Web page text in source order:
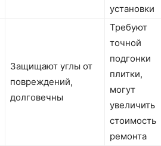
установки
Защищают углы от
повреждений,
долговечны
Требуют
точной
подгонки
плитки,
могут
увеличить
стоимость
ремонта